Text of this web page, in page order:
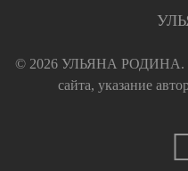
© 2026 УЛЬЯНА РОДИНА.
сайта, указание